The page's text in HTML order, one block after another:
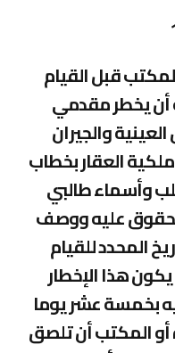
قبل القيام
أن يخطر مقدمي
والجيران
العقار بخطاب
وأسماء طالبي
عليه ووصف
المحدد للقيام
هذا الإخطار
بخمسة عشر يوما
أو المكتب أن تلصق